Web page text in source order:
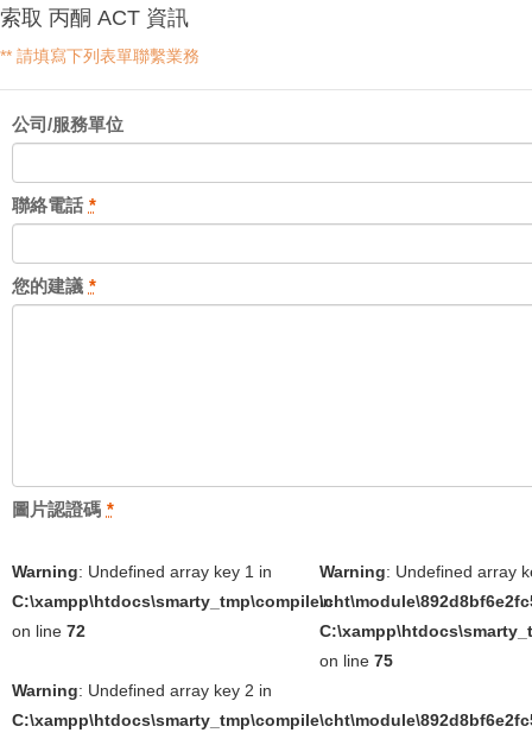
索取 丙酮 ACT 資訊
** 請填寫下列表單聯繫業務
公司/服務單位
聯絡電話 *
您的建議 *
圖片認證碼 *
Warning: Undefined array key 1 in
on line 72
Warning: Undefined array key 2 in
Warning: Undefined array
in
on line 75